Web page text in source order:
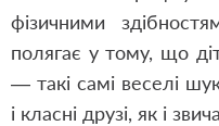
фізичними
полягає у тому, що
— такі самі веселі
і класні друзі, як і